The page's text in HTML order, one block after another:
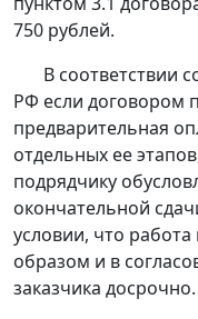
750 рублей.
В соответствии
РФ если договором
предварительная
отдельных ее
подрядчику
окончательной
условии, что
образом и в
заказчика досрочно.